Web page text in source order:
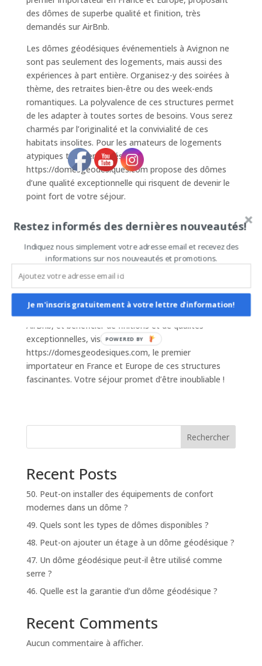
des dômes de superbe qualité et finition, très
demandés sur AirBnb.
Les dômes géodésiques événementiels à Avignon ne
sont pas seulement des logements, mais aussi des
expériences à part entière. Organisez-y des soirées à
thème, des retraites bien-être ou des week-ends
romantiques. La polyvalence de ces structures permet
de les adapter à toutes sortes de besoins. Vous serez
charmés par l’originalité et la convivialité de ces
habitats insolites. Pour les amateurs de logements
atypiques très demandés,
https://domesgeodesiques.com propose des dômes
d’une qualité exceptionnelle qui risquent de devenir le
point fort de votre séjour.
géodésiques offrent une connexion unique avec la
nature environnante. Situés en plein cœur de paysages
pittoresques, ils permettent de vivre une expérience
immersive sans pareil. Imaginez-vous admirer les
étoiles depuis votre lit ou prendre un café avec une
vue à 360 degrés sur les collines d’Avignon. Pour
découvrir ces logements atypiques très demandés sur
AirBnb, et bénéficier de finitions et de qualités
exceptionnelles, visitez
https://domesgeodesiques.com, le premier
importateur en France et Europe de ces structures
fascinantes. Votre séjour promet d’être inoubliable !
Rechercher
Recent Posts
50. Peut-on installer des équipements de confort
modernes dans un dôme ?
49. Quels sont les types de dômes disponibles ?
48. Peut-on ajouter un étage à un dôme géodésique ?
47. Un dôme géodésique peut-il être utilisé comme
serre ?
46. Quelle est la garantie d’un dôme géodésique ?
Recent Comments
Aucun commentaire à afficher.
Restez informés des dernières nouveautés!
Indiquez nous simplement votre adresse email et recevez des
informations sur nos nouveautés et promotions.
Je m'inscris gratuitement à votre lettre d'information!
POWERED BY